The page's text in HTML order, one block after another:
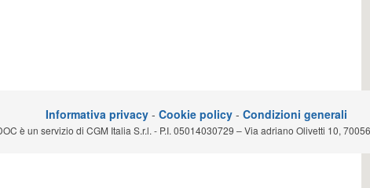
Informativa privacy - Cookie policy - Condizioni generali
è un servizio di CGM Italia S.r.l. - P.I. 05014030729 – Via adriano Olivetti 10,